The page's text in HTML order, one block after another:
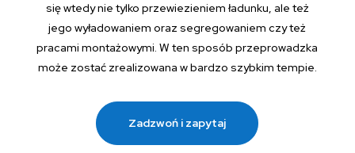
się wtedy nie tylko przewiezieniem ładunku, ale też
jego wyładowaniem oraz segregowaniem czy też
pracami montażowymi. W ten sposób przeprowadzka
może zostać zrealizowana w bardzo szybkim tempie.
Zadzwoń i zapytaj